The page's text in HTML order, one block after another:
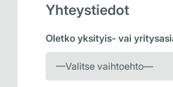
Yhteystiedot
Oletko yksityis- vai